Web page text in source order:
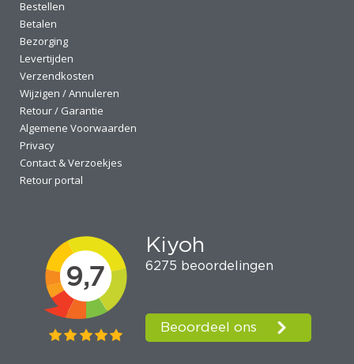
Bestellen
Betalen
Bezorging
Levertijden
Verzendkosten
Wijzigen / Annuleren
Retour / Garantie
Algemene Voorwaarden
Privacy
Contact & Verzoekjes
Retour portal